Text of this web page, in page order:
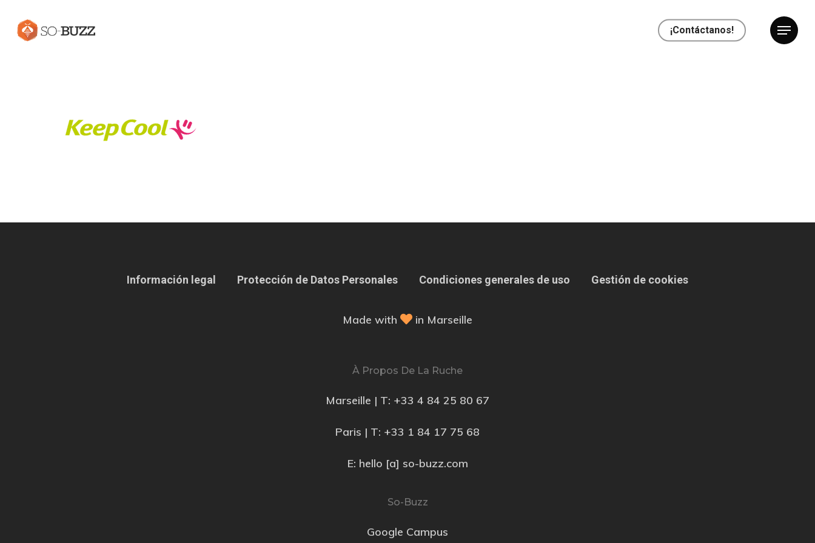
¡Contáctanos!
Información legal Protección de Datos Personales Condiciones generales de uso Gestión de cookies
Made with in Marseille
À Propos De La Ruche
Marseille | T: +33 4 84 25 80 67
Paris | T: +33 1 84 17 75 68
E: hello [a] so-buzz.com
So-Buzz
Google Campus